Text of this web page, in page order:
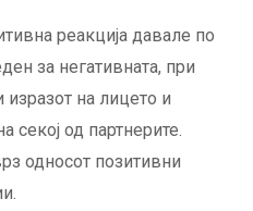
реакција давале по
за негативната, при
на лицето и
секој од партнерите.
односот позитивни